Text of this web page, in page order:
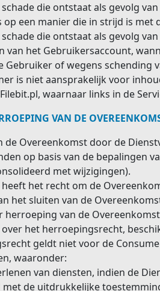
die ontstaat als gevolg
op een manier die in strijd is met
die ontstaat als gevolg
van het Gebruikersaccount,
Gebruiker of wegens schending
is niet aansprakelijk voor
waarnaar links in de
VAN DE
de Overeenkomst door de
op basis van de bepalingen
met wijzigingen).
het recht om de
het sluiten van de
herroeping van de
het herroepingsrecht,
geldt niet voor de
waaronder:
van diensten, indien de
de uitdrukkelijke